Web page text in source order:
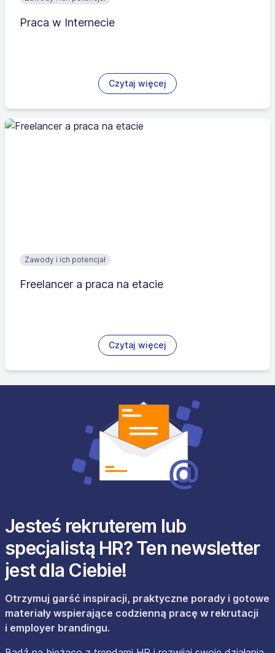
Praca w Internecie
Czytaj więcej
Zawody i ich potencjał
Freelancer a praca na etacie
Czytaj więcej
Jesteś rekruterem lub
specjalistą HR? Ten newsletter
jest dla Ciebie!
Otrzymuj garść inspiracji, praktyczne porady i gotowe
materiały wspierające codzienną pracę w rekrutacji
i employer brandingu.